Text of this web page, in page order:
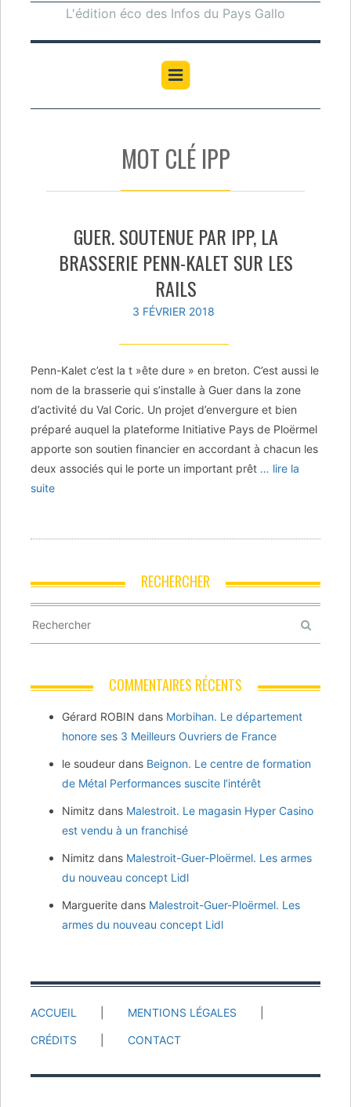
L'édition éco des Infos du Pays Gallo
MOT CLÉ IPP
GUER. SOUTENUE PAR IPP, LA
BRASSERIE PENN-KALET SUR LES
RAILS
3 FÉVRIER 2018
Penn-Kalet c’est la t »ête dure » en breton. C’est aussi le
nom de la brasserie qui s’installe à Guer dans la zone
d’activité du Val Coric. Un projet d’envergure et bien
préparé auquel la plateforme Initiative Pays de Ploërmel
apporte son soutien financier en accordant à chacun les
deux associés qui le porte un important prêt … lire la
suite
RECHERCHER
COMMENTAIRES RÉCENTS
Gérard ROBIN dans Morbihan. Le département
honore ses 3 Meilleurs Ouvriers de France
le soudeur dans Beignon. Le centre de formation
de Métal Performances suscite l’intérêt
Nimitz dans Malestroit. Le magasin Hyper Casino
est vendu à un franchisé
Nimitz dans Malestroit-Guer-Ploërmel. Les armes
du nouveau concept Lidl
Marguerite dans Malestroit-Guer-Ploërmel. Les
armes du nouveau concept Lidl
ACCUEIL MENTIONS LÉGALES
CRÉDITS CONTACT